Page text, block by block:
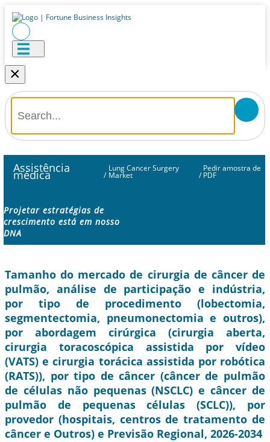
×
Assistência
médica /
Lung Cancer Surgery
Market /
Pedir amostra de
PDF
Projetar estratégias de
crescimento está em nosso
DNA
Tamanho do mercado de cirurgia de câncer de
pulmão, análise de participação e indústria,
por tipo de procedimento (lobectomia,
segmentectomia, pneumonectomia e outros),
por abordagem cirúrgica (cirurgia aberta,
cirurgia toracoscópica assistida por vídeo
(VATS) e cirurgia torácica assistida por robótica
(RATS)), por tipo de câncer (câncer de pulmão
de células não pequenas (NSCLC) e câncer de
pulmão de pequenas células (SCLC)), por
provedor (hospitais, centros de tratamento de
câncer e Outros) e Previsão Regional, 2026-2034